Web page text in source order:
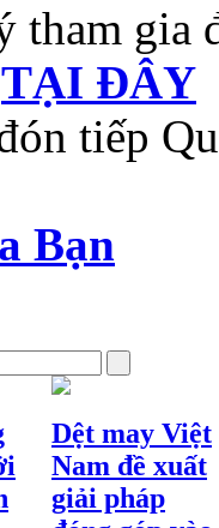
tham gia
TẠI ĐÂY
tiếp
Bạn
Dệt may Việt
Nam đề xuất
giải pháp